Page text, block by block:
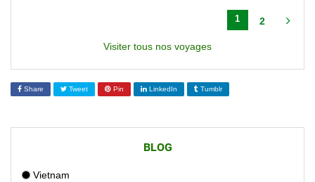
1 2
Visiter tous nos voyages
Share Tweet Pin LinkedIn Tumblr
BLOG
Vietnam